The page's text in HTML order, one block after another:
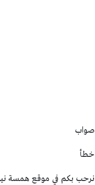
صواب
خطأ
نرحب بكم في موقع همسة